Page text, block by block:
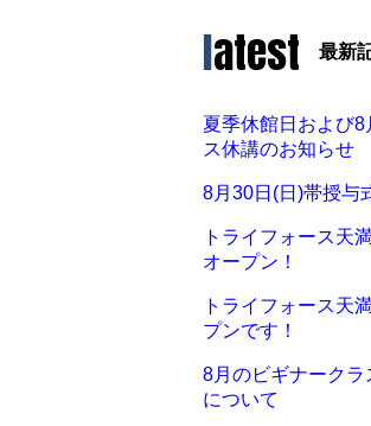
latest 最新
夏季休館日および8
ス休講のお知らせ
8月30日(日)帯授与
トライフォース天
オープン！
トライフォース天
プンです！
8月のビギナーク
について